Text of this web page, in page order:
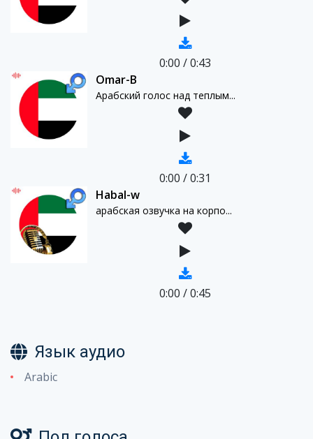
0:00 /0:43
Omar-B
Арабский голос над теплым...
0:00 /0:31
Habal-w
арабская озвучка на корпо...
0:00 /0:45
Язык аудио
Arabic